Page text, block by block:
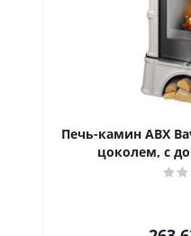
Печь-камин ABX
цоколем, с